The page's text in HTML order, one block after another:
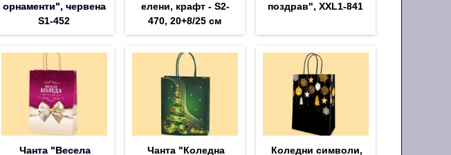
орнаменти", червена
S1-452
елени, крафт - S2-
470, 20+8/25 см
поздрав", XXL1-841
Чанта "Весела Чанта "Коледна Коледни символи,